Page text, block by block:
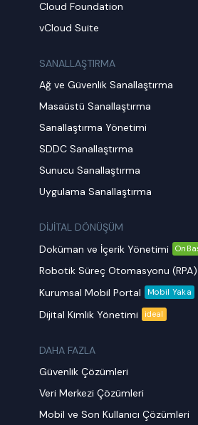
Cloud Foundation
vCloud Suite
SANALLAŞTIRMA
Ağ ve Güvenlik Sanallaştırma
Masaüstü Sanallaştırma
Sanallaştırma Yönetimi
SDDC Sanallaştırma
Sunucu Sanallaştırma
Uygulama Sanallaştırma
DİJİTAL DÖNÜŞÜM
Doküman ve İçerik Yönetimi
Robotik Süreç Otomasyonu (RPA)
Kurumsal Mobil Portal
Mobil Yaka
Dijital Kimlik Yönetimi ideal
DAHA FAZLA
Güvenlik Çözümleri
Veri Merkezi Çözümleri
Mobil ve Son Kullanıcı Çözümleri